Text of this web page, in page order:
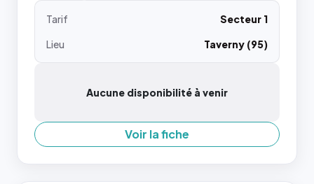
Tarif
Secteur 1
Lieu
Taverny (95)
Aucune disponibilité à venir
Voir la fiche